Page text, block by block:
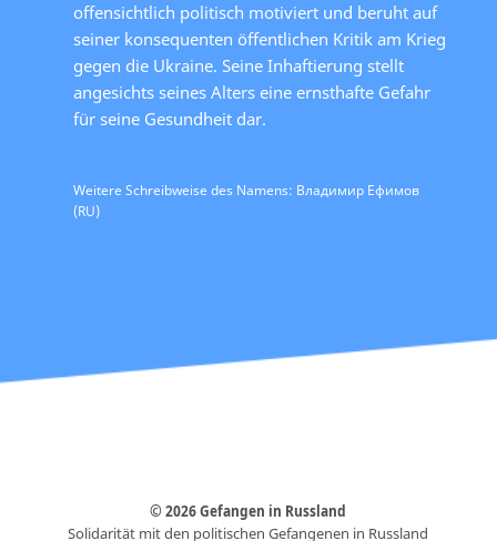
offensichtlich politisch motiviert und beruht auf
seiner konsequenten öffentlichen Kritik am Krieg
gegen die Ukraine. Seine Inhaftierung stellt
angesichts seines Alters eine ernsthafte Gefahr
für seine Gesundheit dar.
Weitere Schreibweise des Namens: Владимир Ефимов
(RU)
© 2026 Gefangen in Russland
Solidarität mit den politischen Gefangenen in Russland